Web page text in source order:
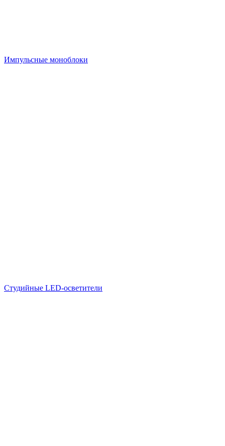
Импульсные моноблоки
Студийные LED-осветители